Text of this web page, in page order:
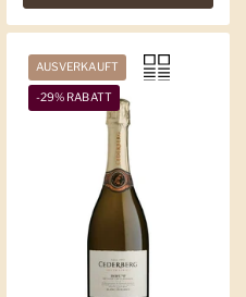
AUSVERKAUFT
-29% RABATT